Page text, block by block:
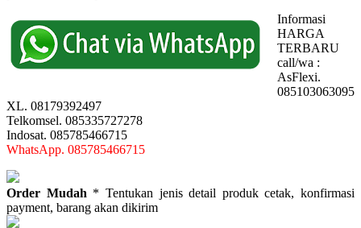
Informasi
HARGA
TERBARU
call/wa :
AsFlexi.
085103063095
XL. 08179392497
Telkomsel. 085335727278
Indosat. 085785466715
WhatsApp. 085785466715
Order Mudah * Tentukan jenis detail produk cetak, konfirmasi
payment, barang akan dikirim